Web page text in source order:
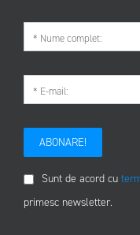
ABONARE!
Sunt de acord cu
primesc newsletter.